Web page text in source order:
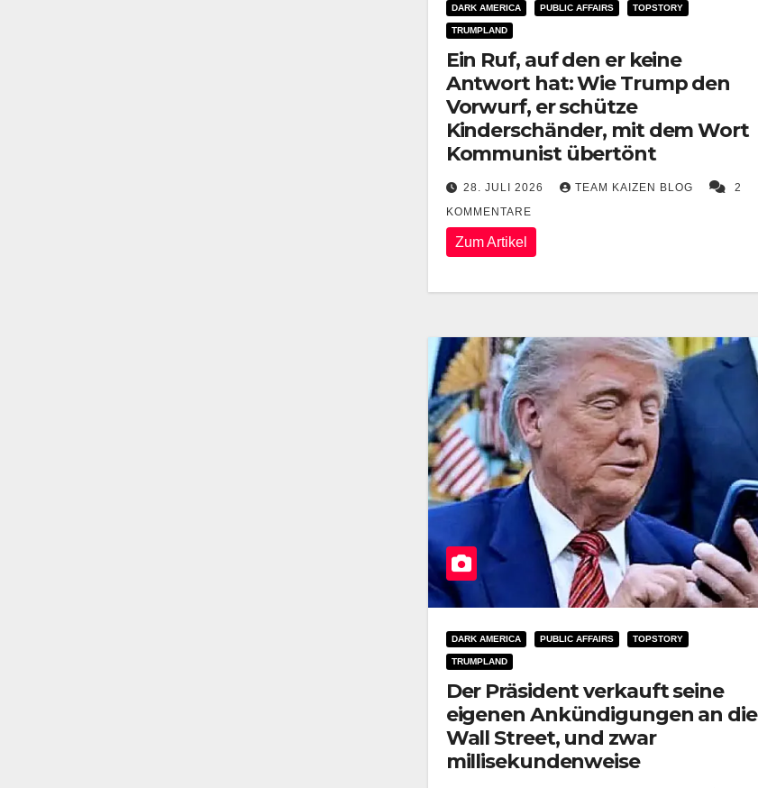
DARK AMERICA PUBLIC AFFAIRS TOPSTORY
TRUMPLAND
Ein Ruf, auf den er keine
Antwort hat: Wie Trump den
Vorwurf, er schütze
Kinderschänder, mit dem Wort
Kommunist übertönt
28. JULI 2026 TEAM KAIZEN BLOG
2
KOMMENTARE
Zum Artikel
DARK AMERICA PUBLIC AFFAIRS TOPSTORY
TRUMPLAND
Der Präsident verkauft seine
eigenen Ankündigungen an die
Wall Street, und zwar
millisekundenweise